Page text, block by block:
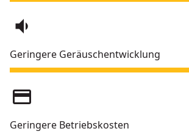
volume_down
Geringere Geräuschentwicklung
credit_card
Geringere Betriebskosten